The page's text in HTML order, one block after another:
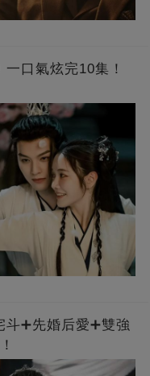
口氣炫完10集！
➕先婚后愛➕雙強